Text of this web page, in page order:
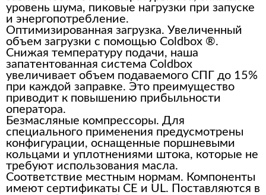
уровень шума, пиковые нагрузки при запуске
и энергопотребление.
Оптимизированная загрузка. Увеличенный
объем загрузки с помощью Coldbox ®.
Снижая температуру подачи, наша
запатентованная система Coldbox
увеличивает объем подаваемого СПГ до 15%
при каждой заправке. Это преимущество
приводит к повышению прибыльности
оператора.
Безмасляные компрессоры. Для
специального применения предусмотрены
конфигурации, оснащенные поршневыми
кольцами и уплотнениями штока, которые не
требуют использования масла.
Соответствие местным нормам. Компоненты
имеют сертификаты CE и UL. Поставляются в